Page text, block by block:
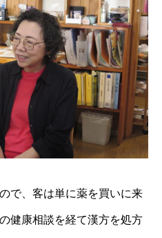
で、客は単に薬を買いに来
健康相談を経て漢方を処方